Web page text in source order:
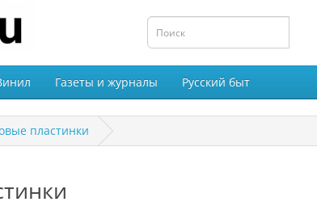
Газеты и журналы Русский быт
пластинки